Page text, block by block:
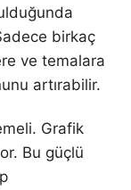
birkaç
ve temalara
artırabilir.
Grafik
Bu güçlü